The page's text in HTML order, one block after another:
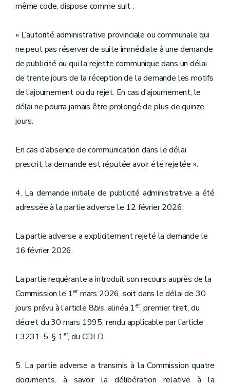
même code, dispose comme suit :
« L’autorité administrative provinciale ou communale qui
ne peut pas réserver de suite immédiate à une demande
de publicité ou qui la rejette communique dans un délai
de trente jours de la réception de la demande les motifs
de l’ajournement ou du rejet. En cas d’ajournement, le
délai ne pourra jamais être prolongé de plus de quinze
jours.
En cas d’absence de communication dans le délai
prescrit, la demande est réputée avoir été rejetée ».
4. La demande initiale de publicité administrative a été
adressée à la partie adverse le 12 février 2026.
La partie adverse a explicitement rejeté la demande le
16 février 2026.
La partie requérante a introduit son recours auprès de la
Commission le 1ermars 2026, soit dans le délai de 30
jours prévu à l’article 8bis, alinéa 1er, premier tiret, du
décret du 30 mars 1995, rendu applicable par l’article
L3231-5, § 1er, du CDLD.
5. La partie adverse a transmis à la Commission quatre
documents, à savoir la délibération relative à la